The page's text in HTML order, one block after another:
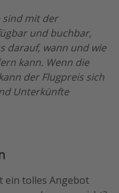
sind mit der
und buchbar,
darauf, wann und wie
kann. Wenn die
der Flugpreis sich
Unterkünfte
ein tolles Angebot